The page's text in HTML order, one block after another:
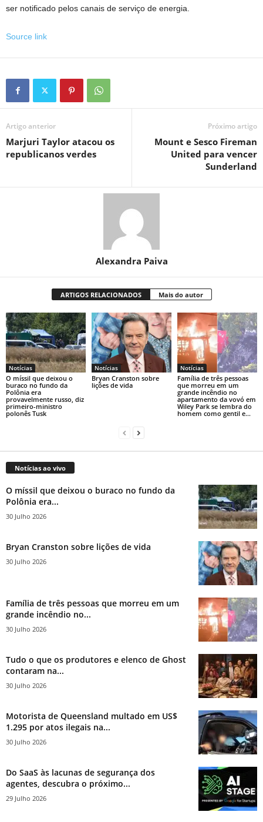
ser notificado pelos canais de serviço de energia.
Source link
Artigo anterior
Marjuri Taylor atacou os
republicanos verdes
Próximo artigo
Mount e Sesco Fireman
United para vencer
Sunderland
Alexandra Paiva
ARTIGOS RELACIONADOS Mais do autor
Notícias
O míssil que deixou o
buraco no fundo da
Polônia era
provavelmente russo, diz
primeiro-ministro
polonês Tusk
Notícias
Bryan Cranston sobre
lições de vida
Notícias
Família de três pessoas
que morreu em um
grande incêndio no
apartamento da vovó em
Wiley Park se lembra do
homem como gentil e...
Notícias ao vivo
O míssil que deixou o buraco no fundo da
Polônia era...
30 Julho 2026
Bryan Cranston sobre lições de vida
30 Julho 2026
Família de três pessoas que morreu em um
grande incêndio no...
30 Julho 2026
Tudo o que os produtores e elenco de Ghost
contaram na...
30 Julho 2026
Motorista de Queensland multado em US$
1.295 por atos ilegais na...
30 Julho 2026
Do SaaS às lacunas de segurança dos
agentes, descubra o próximo...
29 Julho 2026